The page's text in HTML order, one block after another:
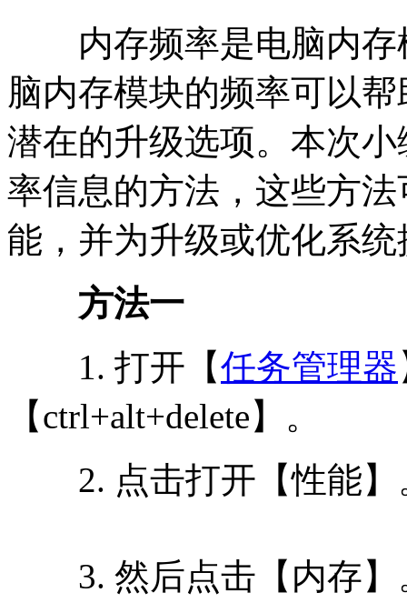
内存频率是电脑内存
脑内存模块的频率可以
潜在的升级选项。本次
率信息的方法，这些方
能，并为升级或优化系
方法一
1. 打开【任务管理器
【ctrl+alt+delete】。
2. 点击打开【性能】
3. 然后点击【内存】